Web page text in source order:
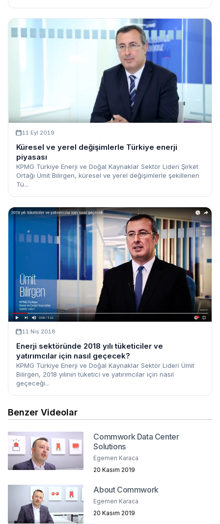
11 Eyl 2019
Küresel ve yerel değişimlerle Türkiye enerji
piyasası
KPMG Türkiye Enerji ve Doğal Kaynaklar Sektör Lideri Şirket
Ortağı Ümit Bilirgen, küresel ve yerel değişimlerle şekillenen
Tü...
11 Nis 2018
Enerji sektöründe 2018 yılı tüketiciler ve
yatırımcılar için nasıl geçecek?
KPMG Türkiye Enerji ve Doğal Kaynaklar Sektör Lideri Ümit
Bilirgen, 2018 yılının tüketici ve yatırımcılar için nasıl
geçeceği...
Benzer Videolar
Commwork Data Center
Solutions
Egemen Karaca
20 Kasım 2019
About Commwork
Egemen Karaca
20 Kasım 2019